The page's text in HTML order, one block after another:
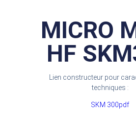
MICRO
HF
Lien constructeur pour
techniques :
SKM 300pdf